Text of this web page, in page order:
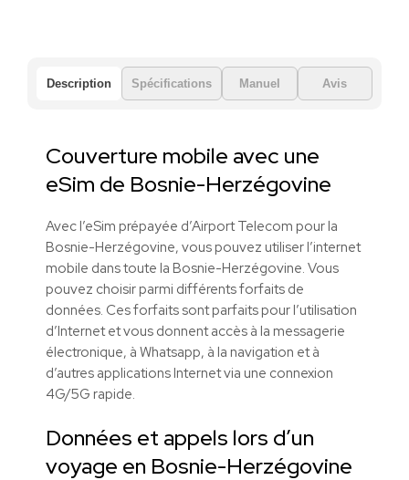
Description Spécifications Manuel Avis
Couverture mobile avec une
eSim de Bosnie-Herzégovine
Avec l’eSim prépayée d’Airport Telecom pour la
Bosnie-Herzégovine, vous pouvez utiliser l’internet
mobile dans toute la Bosnie-Herzégovine. Vous
pouvez choisir parmi différents forfaits de
données. Ces forfaits sont parfaits pour l’utilisation
d’Internet et vous donnent accès à la messagerie
électronique, à Whatsapp, à la navigation et à
d’autres applications Internet via une connexion
4G/5G rapide.
Données et appels lors d’un
voyage en Bosnie-Herzégovine